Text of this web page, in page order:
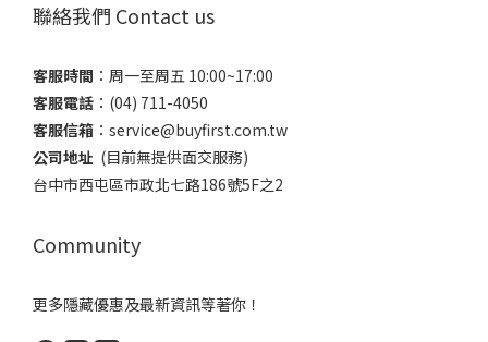
聯絡我們 Contact us
客服時間 ：​周一至周五 10:00~17:00
客服電話 ​：(04) 711-4050
客服信箱 ：​service@buyfirst.com.tw
公司地址 (目前無提供面交服務) ​
台中市西屯區市政北七路186號5F之2
Community
更多隱藏優惠及最新資訊等著你！